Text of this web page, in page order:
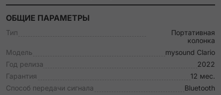
ОБЩИЕ ПАРАМЕТРЫ
Тип
Портативная
колонка
Модель
mysound Clario
Год релиза
2022
Гарантия
12 мес.
Способ передачи сигнала
Bluetooth